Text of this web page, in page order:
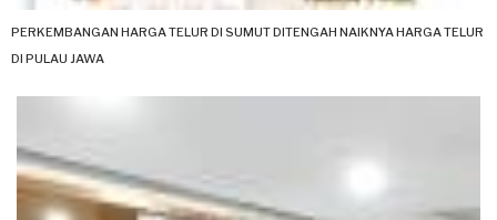
PERKEMBANGAN HARGA TELUR DI SUMUT DITENGAH NAIKNYA HARGA TELUR
DI PULAU JAWA